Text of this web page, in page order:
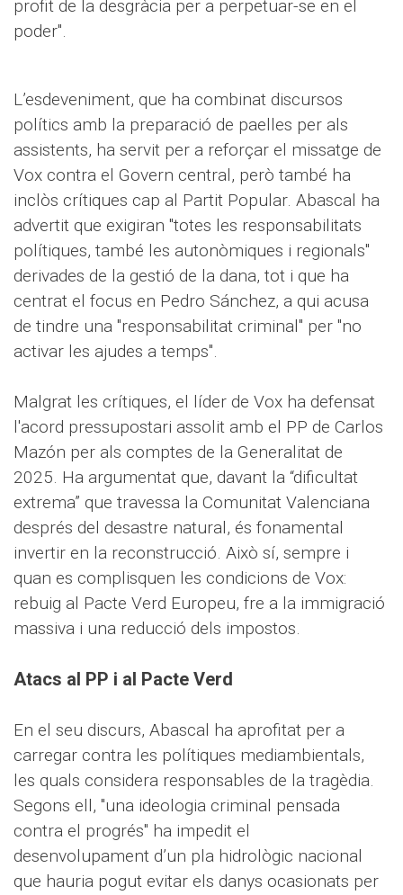
profit de la desgràcia per a perpetuar-se en el
poder".
L’esdeveniment, que ha combinat discursos
polítics amb la preparació de paelles per als
assistents, ha servit per a reforçar el missatge de
Vox contra el Govern central, però també ha
inclòs crítiques cap al Partit Popular. Abascal ha
advertit que exigiran "totes les responsabilitats
polítiques, també les autonòmiques i regionals"
derivades de la gestió de la dana, tot i que ha
centrat el focus en Pedro Sánchez, a qui acusa
de tindre una "responsabilitat criminal" per "no
activar les ajudes a temps".
Malgrat les crítiques, el líder de Vox ha defensat
l'acord pressupostari assolit amb el PP de Carlos
Mazón per als comptes de la Generalitat de
2025. Ha argumentat que, davant la “dificultat
extrema” que travessa la Comunitat Valenciana
després del desastre natural, és fonamental
invertir en la reconstrucció. Això sí, sempre i
quan es complisquen les condicions de Vox:
rebuig al Pacte Verd Europeu, fre a la immigració
massiva i una reducció dels impostos.
Atacs al PP i al Pacte Verd
En el seu discurs, Abascal ha aprofitat per a
carregar contra les polítiques mediambientals,
les quals considera responsables de la tragèdia.
Segons ell, "una ideologia criminal pensada
contra el progrés" ha impedit el
desenvolupament d’un pla hidrològic nacional
que hauria pogut evitar els danys ocasionats per